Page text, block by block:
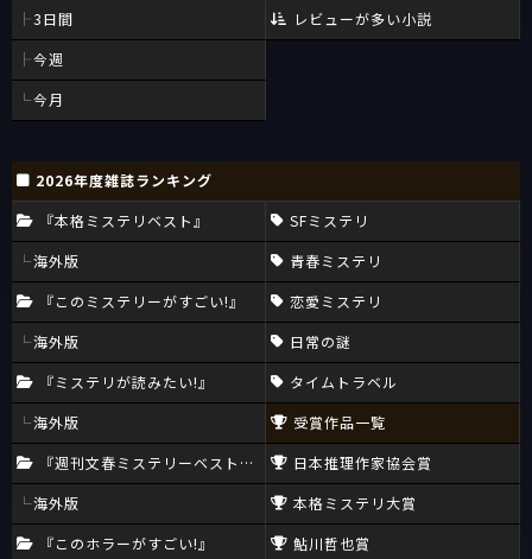
3日間
今週
今月
レビューが多い小説
2026年度雑誌ランキング
『本格ミステリベスト』
海外版
『このミステリーがすごい!』
海外版
『ミステリが読みたい!』
海外版
『週刊文春ミステリーベスト10』
海外版
『このホラーがすごい!』
SFミステリ
青春ミステリ
恋愛ミステリ
日常の謎
タイムトラベル
受賞作品一覧
日本推理作家協会賞
本格ミステリ大賞
鮎川哲也賞